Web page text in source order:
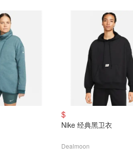
$
Nike 经典黑卫衣
Dealmoon